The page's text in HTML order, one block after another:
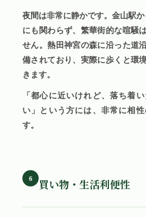
夜間は非常に静かです。金山駅
にも関わらず、繁華街的な喧騒
せん。熱田神宮の森に沿った道
備されており、実際に歩くと環
きます。
「都心に近いけれど、落ち着
い」という方には、非常に相
す。
6 買い物・生活利便性